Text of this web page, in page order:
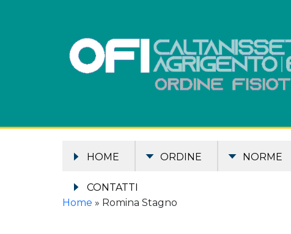
HOME ORDINE NORME
CONTATTI
Home » Romina Stagno